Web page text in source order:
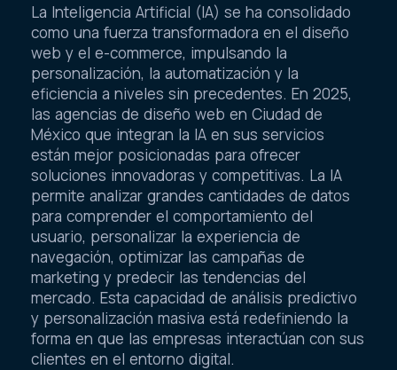
La Inteligencia Artificial (IA) se ha consolidado
como una fuerza transformadora en el diseño
web y el e-commerce, impulsando la
personalización, la automatización y la
eficiencia a niveles sin precedentes. En 2025,
las agencias de diseño web en Ciudad de
México que integran la IA en sus servicios
están mejor posicionadas para ofrecer
soluciones innovadoras y competitivas. La IA
permite analizar grandes cantidades de datos
para comprender el comportamiento del
usuario, personalizar la experiencia de
navegación, optimizar las campañas de
marketing y predecir las tendencias del
mercado. Esta capacidad de análisis predictivo
y personalización masiva está redefiniendo la
forma en que las empresas interactúan con sus
clientes en el entorno digital.